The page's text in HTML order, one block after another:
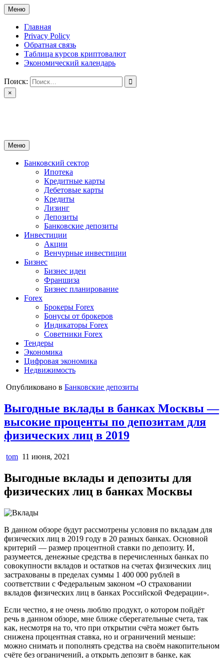
Перейти
к
содержимому
Меню
Главная
Privacy Policy
Обратная связь
Таблица курсов криптовалют
Экономический календарь
Поиск:
×
Меню
Банковский сектор
Ипотека
Кредитные карты
Дебетовые карты
Кредиты
Лизинг
Депозиты
Банковские депозиты
Инвестиции
Акции
Венчурные инвестиции
Бизнес
Бизнес идеи
Франшиза
Бизнес планирование
Forex
Брокеры Forex
Бонусы от брокеров
Индикаторы Forex
Советники Forex
Тендеры
Экономика
Цифровая экономика
Недвижимость
Опубликовано в Банковские депозиты
Выгодные вклады в банках Москвы —
высокие проценты по депозитам для
физических лиц в 2019
tom 11 июня, 2021
Выгодные вклады и депозиты для
физических лиц в банках Москвы
В данном обзоре будут рассмотрены условия по вкладам для
физических лиц в 2019 году в 20 разных банках. Основной
критерий — размер процентной ставки по депозиту. И,
разумеется, денежные средства в перечисленных банках по
совокупности вкладов и остатков на счетах физических лиц
застрахованы в пределах суммы 1 400 000 рублей в
соответствии с Федеральным законом «О страховании
вкладов физических лиц в банках Российской Федерации».
Если честно, я не очень люблю продукт, о котором пойдёт
речь в данном обзоре, мне ближе сберегательные счета, так
как, несмотря на то, что при открытии счёта может быть
снижена процентная ставка, но и ограничений меньше:
можно снимать и пополнять средства на своём накопительном
счёте без ограничений, а открыть депозит в банке, как